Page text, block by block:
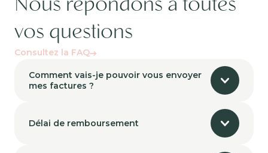
Nous répondons à toutes
vos questions
Consultez la FAQ
Comment vais-je pouvoir vous envoyer
mes factures ?
Délai de remboursement